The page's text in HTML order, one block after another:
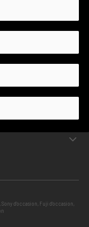
,Sony d’occasion, Fuji d’occasion,